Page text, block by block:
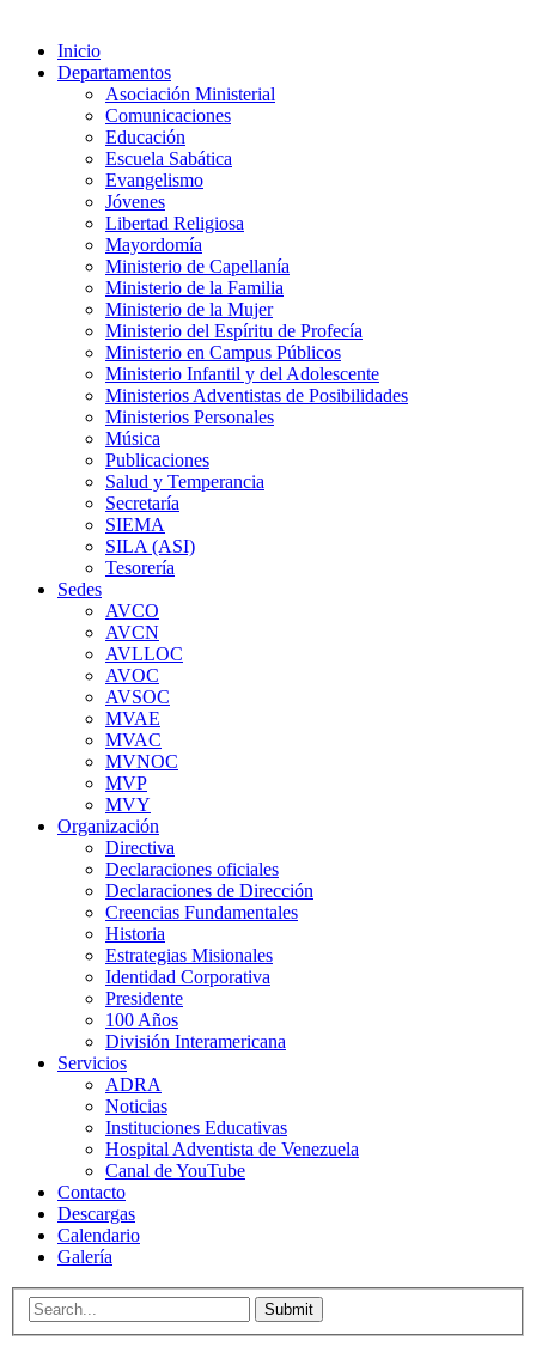
Inicio
Departamentos
Asociación Ministerial
Comunicaciones
Educación
Escuela Sabática
Evangelismo
Jóvenes
Libertad Religiosa
Mayordomía
Ministerio de Capellanía
Ministerio de la Familia
Ministerio de la Mujer
Ministerio del Espíritu de Profecía
Ministerio en Campus Públicos
Ministerio Infantil y del Adolescente
Ministerios Adventistas de Posibilidades
Ministerios Personales
Música
Publicaciones
Salud y Temperancia
Secretaría
SIEMA
SILA (ASI)
Tesorería
Sedes
AVCO
AVCN
AVLLOC
AVOC
AVSOC
MVAE
MVAC
MVNOC
MVP
MVY
Organización
Directiva
Declaraciones oficiales
Declaraciones de Dirección
Creencias Fundamentales
Historia
Estrategias Misionales
Identidad Corporativa
Presidente
100 Años
División Interamericana
Servicios
ADRA
Noticias
Instituciones Educativas
Hospital Adventista de Venezuela
Canal de YouTube
Contacto
Descargas
Calendario
Galería
Submit